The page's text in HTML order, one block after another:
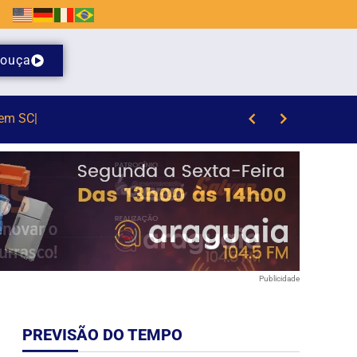
ouça
Publicidade
PREVISÃO DO TEMPO